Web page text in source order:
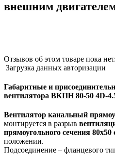
внешним
Отзывов об этом товаре пока
Загрузка данных авторизации
Габаритные и
вентилятора ВКПН 80-50 4D-
Вентилятор канальный
монтируется в разрыв
прямоугольного сечения 80х50
положении.
Подсоединение – фланцевого